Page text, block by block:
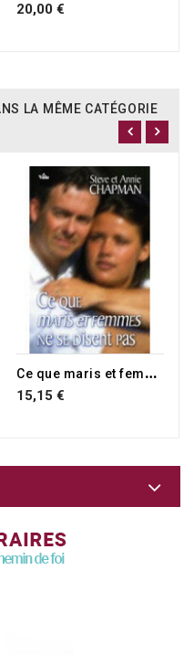
20,00 €
LA MÊME CATÉGORIE
C
e que maris et femmes ne se disent pas
15,15 €